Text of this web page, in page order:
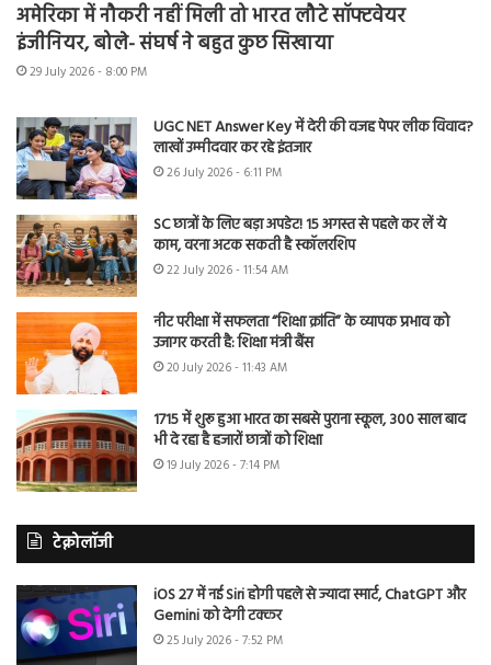
अमेरिका में नौकरी नहीं मिली तो भारत लौटे सॉफ्टवेयर
इंजीनियर, बोले- संघर्ष ने बहुत कुछ सिखाया
29 July 2026 - 8:00 PM
UGC NET Answer Key में देरी की वजह पेपर लीक विवाद?
लाखों उम्मीदवार कर रहे इंतजार
26 July 2026 - 6:11 PM
SC छात्रों के लिए बड़ा अपडेट! 15 अगस्त से पहले कर लें ये
काम, वरना अटक सकती है स्कॉलरशिप
22 July 2026 - 11:54 AM
नीट परीक्षा में सफलता “शिक्षा क्रांति” के व्यापक प्रभाव को
उजागर करती है: शिक्षा मंत्री बैंस
20 July 2026 - 11:43 AM
1715 में शुरू हुआ भारत का सबसे पुराना स्कूल, 300 साल बाद
भी दे रहा है हजारों छात्रों को शिक्षा
19 July 2026 - 7:14 PM
टेक्नोलॉजी
iOS 27 में नई Siri होगी पहले से ज्यादा स्मार्ट, ChatGPT और
Gemini को देगी टक्कर
25 July 2026 - 7:52 PM